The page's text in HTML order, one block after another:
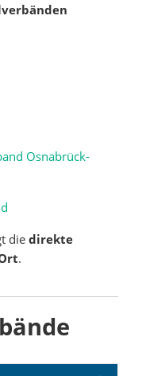
Osnabrück-
die direkte
.